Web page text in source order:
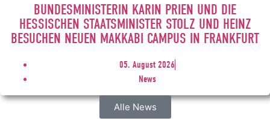
BUNDESMINISTERIN KARIN PRIEN UND DIE
HESSISCHEN STAATSMINISTER STOLZ UND HEINZ
BESUCHEN NEUEN MAKKABI CAMPUS IN FRANKFURT
05. August 2026
News
Alle News